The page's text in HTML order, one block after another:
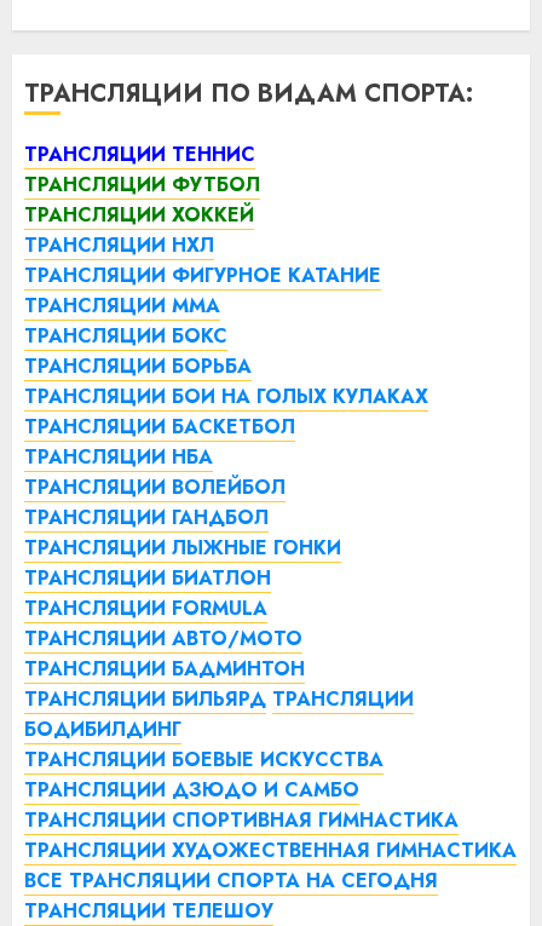
ТРАНСЛЯЦИИ ПО ВИДАМ СПОРТА:
ТРАНСЛЯЦИИ ТЕННИС
ТРАНСЛЯЦИИ ФУТБОЛ
ТРАНСЛЯЦИИ ХОККЕЙ
ТРАНСЛЯЦИИ НХЛ
ТРАНСЛЯЦИИ ФИГУРНОЕ КАТАНИЕ
ТРАНСЛЯЦИИ ММА
ТРАНСЛЯЦИИ БОКС
ТРАНСЛЯЦИИ БОРЬБА
ТРАНСЛЯЦИИ БОИ НА ГОЛЫХ КУЛАКАХ
ТРАНСЛЯЦИИ БАСКЕТБОЛ
ТРАНСЛЯЦИИ НБА
ТРАНСЛЯЦИИ ВОЛЕЙБОЛ
ТРАНСЛЯЦИИ ГАНДБОЛ
ТРАНСЛЯЦИИ ЛЫЖНЫЕ ГОНКИ
ТРАНСЛЯЦИИ БИАТЛОН
ТРАНСЛЯЦИИ FORMULA
ТРАНСЛЯЦИИ АВТО/МОТО
ТРАНСЛЯЦИИ БАДМИНТОН
ТРАНСЛЯЦИИ БИЛЬЯРД ТРАНСЛЯЦИИ
БОДИБИЛДИНГ
ТРАНСЛЯЦИИ БОЕВЫЕ ИСКУССТВА
ТРАНСЛЯЦИИ ДЗЮДО И САМБО
ТРАНСЛЯЦИИ СПОРТИВНАЯ ГИМНАСТИКА
ТРАНСЛЯЦИИ ХУДОЖЕСТВЕННАЯ ГИМНАСТИКА
ВСЕ ТРАНСЛЯЦИИ СПОРТА НА СЕГОДНЯ
ТРАНСЛЯЦИИ ТЕЛЕШОУ